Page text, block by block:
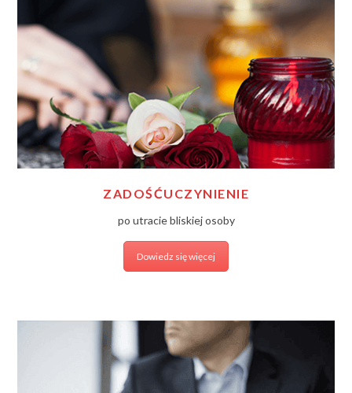
ZADOŚĆUCZYNIENIE
po utracie bliskiej osoby
Dowiedz się więcej